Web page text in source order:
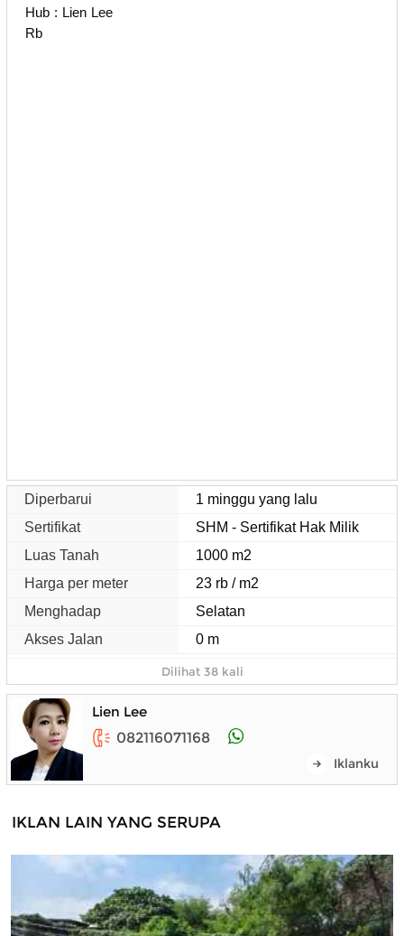
Hub : Lien Lee
Rb
Diperbarui
1 minggu yang lalu
Sertifikat
SHM - Sertifikat Hak Milik
Luas Tanah
1000 m2
Harga per meter
23 rb / m2
Menghadap
Selatan
Akses Jalan
0 m
Dilihat 38 kali
Lien Lee
082116071168
Iklanku
IKLAN LAIN YANG SERUPA